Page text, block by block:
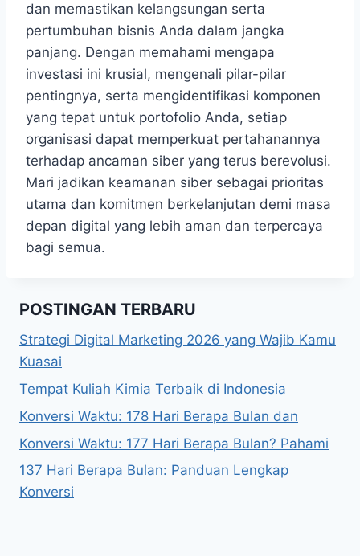
dan memastikan kelangsungan serta
pertumbuhan bisnis Anda dalam jangka
panjang. Dengan memahami mengapa
investasi ini krusial, mengenali pilar-pilar
pentingnya, serta mengidentifikasi komponen
yang tepat untuk portofolio Anda, setiap
organisasi dapat memperkuat pertahanannya
terhadap ancaman siber yang terus berevolusi.
Mari jadikan keamanan siber sebagai prioritas
utama dan komitmen berkelanjutan demi masa
depan digital yang lebih aman dan terpercaya
bagi semua.
POSTINGAN TERBARU
Strategi Digital Marketing 2026 yang Wajib Kamu
Kuasai
Tempat Kuliah Kimia Terbaik di Indonesia
Konversi Waktu: 178 Hari Berapa Bulan dan
Konversi Waktu: 177 Hari Berapa Bulan? Pahami
137 Hari Berapa Bulan: Panduan Lengkap
Konversi